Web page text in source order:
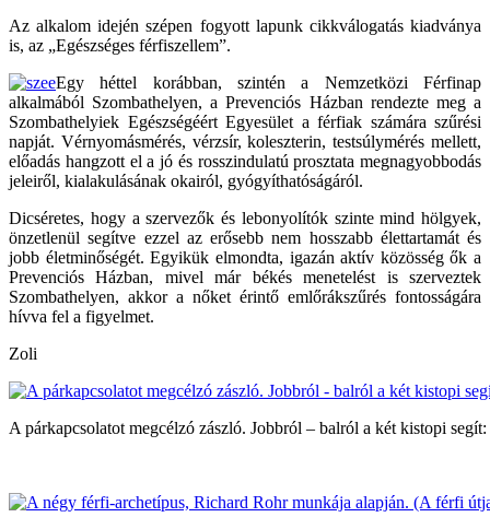
Az alkalom idején szépen fogyott lapunk cikkválogatás kiadványa
is, az „Egészséges férfiszellem”.
Egy héttel korábban, szintén a Nemzetközi Férfinap
alkalmából Szombathelyen, a Prevenciós Házban rendezte meg a
Szombathelyiek Egészségéért Egyesület a férfiak számára szűrési
napját. Vérnyomásmérés, vérzsír, koleszterin, testsúlymérés mellett,
előadás hangzott el a jó és rosszindulatú prosztata megnagyobbodás
jeleiről, kialakulásának okairól, gyógyíthatóságáról.
Dicséretes, hogy a szervezők és lebonyolítók szinte mind hölgyek,
önzetlenül segítve ezzel az erősebb nem hosszabb élettartamát és
jobb életminőségét. Egyikük elmondta, igazán aktív közösség ők a
Prevenciós Házban, mivel már békés menetelést is szerveztek
Szombathelyen, akkor a nőket érintő emlőrákszűrés fontosságára
hívva fel a figyelmet.
Zoli
A párkapcsolatot megcélzó zászló. Jobbról – balról a két kistopi